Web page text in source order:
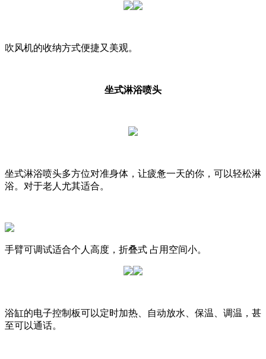
吹风机的收纳方式便捷又美观。
坐式淋浴喷头
坐式淋浴喷头多方位对准身体，让疲惫一天的你，可以轻松淋
浴。对于老人尤其适合。
手臂可调试适合个人高度，折叠式 占用空间小。
浴缸的电子控制板可以定时加热、自动放水、保温、调温，甚
至可以通话。